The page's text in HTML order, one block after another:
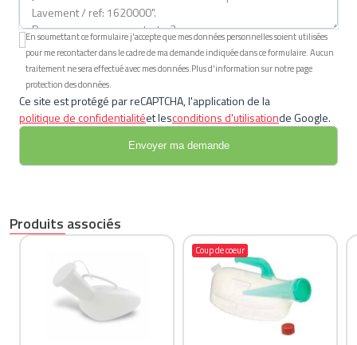
En soumettant ce formulaire j'accepte que mes données personnelles soient utilisées
pour me recontacter dans le cadre de ma demande indiquée dans ce formulaire. Aucun
traitement ne sera effectué avec mes données.Plus d'information sur notre page
protection des données.
Ce site est protégé par reCAPTCHA, l'application de la
politique de confidentialitéet lesconditions d'utilisationde Google.
Produits associés
Coup de coeur